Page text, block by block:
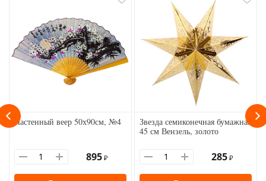
Настенный веер 50х90см, №4
895 ₽
Звезда семиконечная бумажная
45 см Вензель, золото
285 ₽